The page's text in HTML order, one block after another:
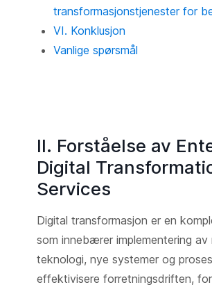
transformasjonstjenester for
VI. Konklusjon
Vanlige spørsmål
II. Forståelse av
Digital
Services
Digital transformasjon er en
som innebærer implementering av
teknologi, nye systemer og
effektivisere forretningsdriften,